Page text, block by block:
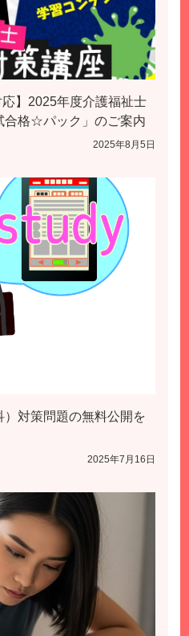
応】2025年度介護福祉士
合格☆パック」のご案内
2025年8月5日
対策問題の無料公開を
2025年7月16日